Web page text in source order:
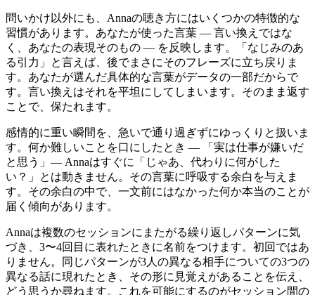
問いかけ以外にも、Annaの聴き方にはいくつかの特徴的な
習慣があります。あなたが使った言葉 — 言い換えではな
く、あなたの表現そのもの — を反映します。「なじみのあ
る引力」と言えば、後でまさにそのフレーズに立ち戻りま
す。あなたが選んだ具体的な言葉がデータの一部だからで
す。言い換えはそれを平坦にしてしまいます。そのまま返す
ことで、保たれます。
感情的に重い瞬間を、急いで通り過ぎずにゆっくりと扱いま
す。何か難しいことを口にしたとき — 「実は仕事が嫌いだ
と思う」— Annaはすぐに「じゃあ、代わりに何がした
い？」とは動きません。その言葉に呼吸する余白を与えま
す。その余白の中で、一文前にはなかった何か本当のことが
届く傾向があります。
Annaは複数のセッションにまたがる繰り返しパターンに気
づき、3〜4回目に表れたときに名前をつけます。初回ではあ
りません。同じパターンが3人の異なる相手についての3つの
異なる話に現れたとき、その形に見覚えがあることを伝え、
どう思うか尋ねます。これを可能にするのがセッション間の